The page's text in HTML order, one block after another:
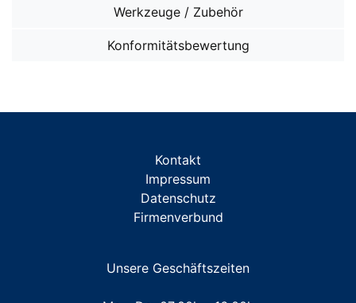
Wasserzähler SMART M
Ventil-Installationen
ZUBEHÖR Messkapsel TKS
ZUBEHÖR Messkapsel KOAX G2
ZUBEHÖR Werkzeuge
Wärmezähler SMART W OMS
Wärmezähler ohne Funk
Werkzeuge / Zubehör
sonstiges ZUBEHÖR
Konformitätsbewertung
Kontakt
Impressum
Datenschutz
Firmenverbund
Unsere Geschäftszeiten